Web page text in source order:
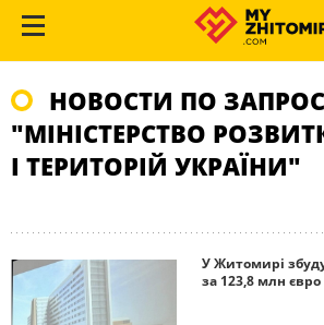
НОВОСТИ ПО
"МІНІСТЕРСТВО
І ТЕРИТОРІЙ УКРАЇНИ"
У Житомирі
за 123,8 млн євро